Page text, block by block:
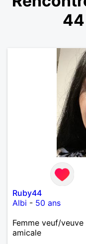
Ruby44
Albi - 50 ans
Femme veuf/
amicale